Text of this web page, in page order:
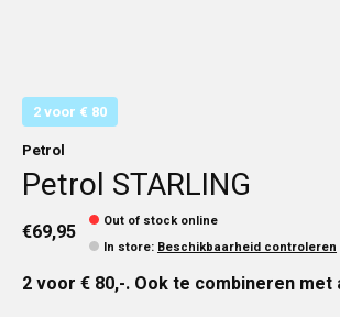
2 voor € 80
Petrol
Petrol STARLING
€69,95
Out of stock online
In store: Beschikbaarheid controleren
2 voor € 80,-. Ook te combineren met